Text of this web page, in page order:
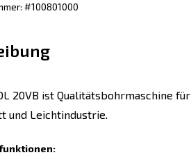
#100801000
20VB ist Qualitätsbohrmaschine für
und Leichtindustrie.